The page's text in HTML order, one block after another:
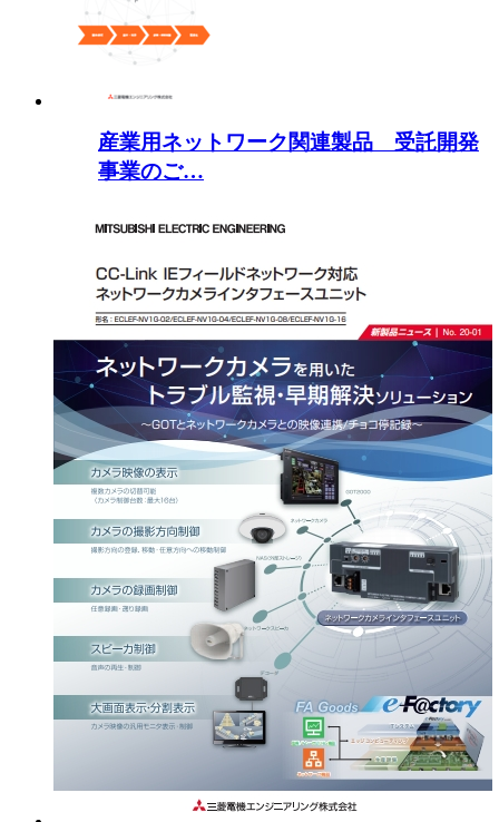
産業用ネットワーク関連製品 受託開発
事業のご…